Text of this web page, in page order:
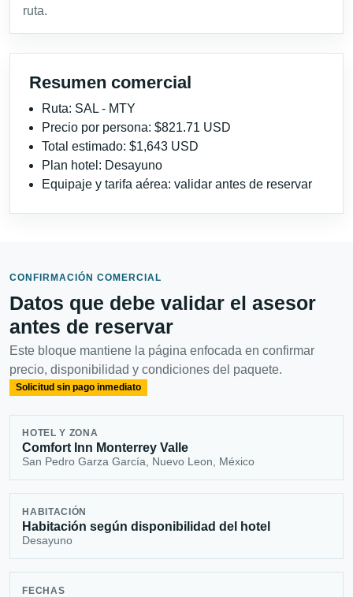
ruta.
Resumen comercial
Ruta: SAL - MTY
Precio por persona: $821.71 USD
Total estimado: $1,643 USD
Plan hotel: Desayuno
Equipaje y tarifa aérea: validar antes de reservar
CONFIRMACIÓN COMERCIAL
Datos que debe validar el asesor
antes de reservar
Este bloque mantiene la página enfocada en confirmar
precio, disponibilidad y condiciones del paquete.
Solicitud sin pago inmediato
HOTEL Y ZONA
Comfort Inn Monterrey Valle
San Pedro Garza García, Nuevo Leon, México
HABITACIÓN
Habitación según disponibilidad del hotel
Desayuno
FECHAS